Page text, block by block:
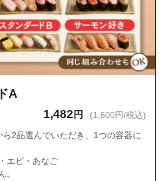
A
1,482 円 (1,600円/税込)
2品選んでいただき、1つの容器に
エビ・あなご
。